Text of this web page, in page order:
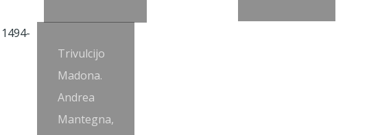
Trivulcijo
Madona.
Andrea
Mantegna,